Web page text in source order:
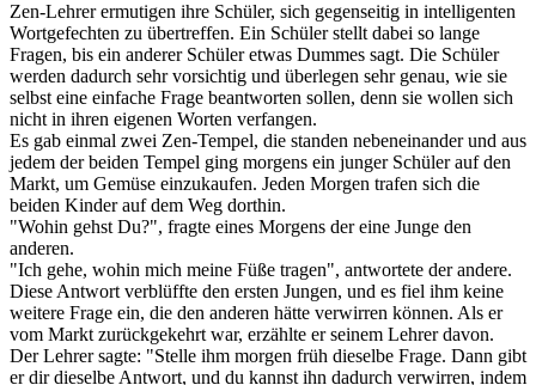
Zen-Lehrer ermutigen ihre Schüler, sich gegenseitig in intelligenten
Wortgefechten zu übertreffen. Ein Schüler stellt dabei so lange
Fragen, bis ein anderer Schüler etwas Dummes sagt. Die Schüler
werden dadurch sehr vorsichtig und überlegen sehr genau, wie sie
selbst eine einfache Frage beantworten sollen, denn sie wollen sich
nicht in ihren eigenen Worten verfangen.
Es gab einmal zwei Zen-Tempel, die standen nebeneinander und aus
jedem der beiden Tempel ging morgens ein junger Schüler auf den
Markt, um Gemüse einzukaufen. Jeden Morgen trafen sich die
beiden Kinder auf dem Weg dorthin.
"Wohin gehst Du?", fragte eines Morgens der eine Junge den
anderen.
"Ich gehe, wohin mich meine Füße tragen", antwortete der andere.
Diese Antwort verblüffte den ersten Jungen, und es fiel ihm keine
weitere Frage ein, die den anderen hätte verwirren können. Als er
vom Markt zurückgekehrt war, erzählte er seinem Lehrer davon.
Der Lehrer sagte: "Stelle ihm morgen früh dieselbe Frage. Dann gibt
er dir dieselbe Antwort, und du kannst ihn dadurch verwirren, indem